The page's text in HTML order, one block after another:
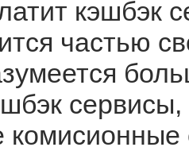
кэшбэк
частью